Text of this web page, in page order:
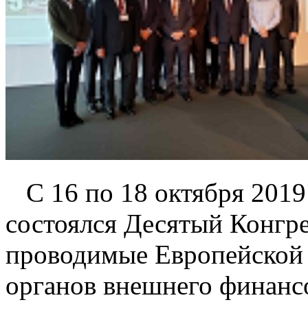
С 16 по 18 октября
состоялся Десятый
проводимые
органов внешнего